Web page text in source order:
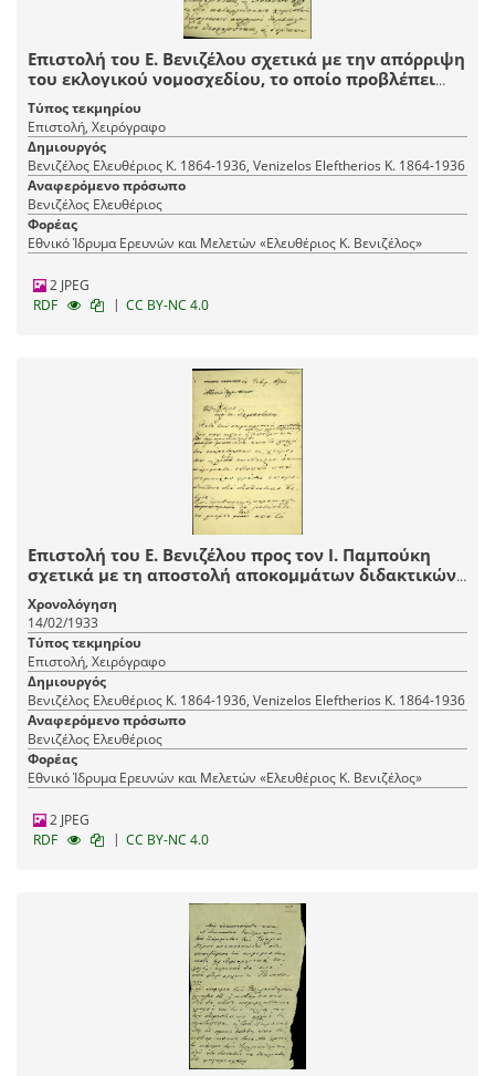
Επιστολή του Ε. Βενιζέλου σχετικά με την απόρριψη
του εκλογικού νομοσχεδίου, το οποίο προβλέπει
την κατάργηση των ξεχωριστών εκλογικών
καταλόγων των Ισραηλιτών Θεσσαλονίκης και των
Τούρκων Δυτικής Θράκης.
Τύπος τεκμηρίου
Επιστολή, Χειρόγραφο
Δημιουργός
Βενιζέλος Ελευθέριος Κ. 1864-1936, Venizelos Eleftherios K. 1864-1936
Αναφερόμενο πρόσωπο
Βενιζέλος Ελευθέριος
Φορέας
Εθνικό Ίδρυμα Ερευνών και Μελετών «Ελευθέριος Κ. Βενιζέλος»
2 JPEG
RDF
| CC BY-NC 4.0
Επιστολή του Ε. Βενιζέλου προς τον Ι. Παμπούκη
σχετικά με τη αποστολή αποκομμάτων διδακτικών
βιβλίων με απαράδεκτες φράσεις στον
πρωθυπουργό.
Χρονολόγηση
14/02/1933
Τύπος τεκμηρίου
Επιστολή, Χειρόγραφο
Δημιουργός
Βενιζέλος Ελευθέριος Κ. 1864-1936, Venizelos Eleftherios K. 1864-1936
Αναφερόμενο πρόσωπο
Βενιζέλος Ελευθέριος
Φορέας
Εθνικό Ίδρυμα Ερευνών και Μελετών «Ελευθέριος Κ. Βενιζέλος»
2 JPEG
RDF
| CC BY-NC 4.0